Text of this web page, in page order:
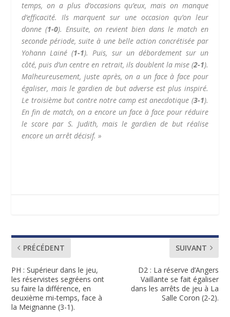
temps, on a plus d’occasions qu’eux, mais on manque
d’efficacité. Ils marquent sur une occasion qu’on leur
donne (1-0). Ensuite, on revient bien dans le match en
seconde période, suite à une belle action concrétisée par
Yohann Lainé (1-1). Puis, sur un débordement sur un
côté, puis d’un centre en retrait, ils doublent la mise (2-1).
Malheureusement, juste après, on a un face à face pour
égaliser, mais le gardien de but adverse est plus inspiré.
Le troisième but contre notre camp est anecdotique (3-1).
En fin de match, on a encore un face à face pour réduire
le score par S. Judith, mais le gardien de but réalise
encore un arrêt décisif. »
PRÉCÉDENT
PH : Supérieur dans le jeu,
les réservistes segréens ont
su faire la différence, en
deuxième mi-temps, face à
la Meignanne (3-1).
SUIVANT
D2 : La réserve d’Angers
Vaillante se fait égaliser
dans les arrêts de jeu à La
Salle Coron (2-2).